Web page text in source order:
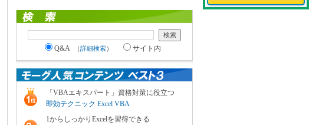
Q&A （詳細検索） サイト内
「VBAエキスパート」資格対策に役立つ
即効テクニック Excel VBA
1からしっかりExcelを習得できる